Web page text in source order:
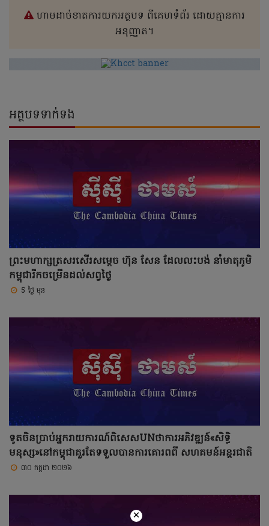
ហាមដាច់ខាតការយកអត្ថបទ ពីគេហទំព័រ ដោយគ្មានការ
អនុញ្ញាត។
អត្ថបទទាក់ទង
ព្រះមហាក្សត្រសរសើរសម្តេច ហ៊ុន សែន ដែលលះបង់ នាំមាតុភូមិ
កម្ពុជារីកចម្រើនដល់សព្វថ្ងៃ
5 ថ្ងៃ មុន
ទូតចិនប្រាប់អ្នករាយការណ៍ពិសេសUNថាការអភិវឌ្ឍន៍«សិទ្ធិ
មនុស្ស»នៅកម្ពុជាគួរតែទទួលបានការគោរពពី សហគមន៍អន្តរជាតិ
៣០ កក្កដា ២០២៦
×